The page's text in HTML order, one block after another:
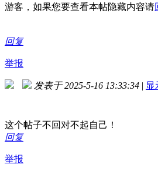
游客，如果您要查看本帖隐藏内容请
回复
举报
发表于 2025-5-16 13:33:34 | 显
这个帖子不回对不起自己！
回复
举报